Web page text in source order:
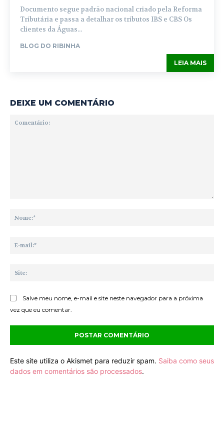
Documento segue padrão nacional criado pela Reforma
Tributária e passa a detalhar os tributos IBS e CBS Os
clientes da Águas...
BLOG DO RIBINHA
LEIA MAIS
DEIXE UM COMENTÁRIO
Salve meu nome, e-mail e site neste navegador para a próxima
vez que eu comentar.
Este site utiliza o Akismet para reduzir spam. Saiba como seus
dados em comentários são processados.